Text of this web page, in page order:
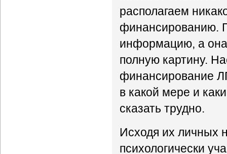
располагаем
финансированию.
информацию, а
полную картину.
финансирование
в какой мере и
сказать трудно.
Исходя их личных
психологически